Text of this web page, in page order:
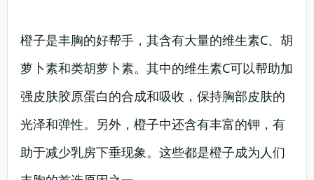
橙子是丰胸的好帮手，其含有大量的维生素C、胡
萝卜素和类胡萝卜素。其中的维生素C可以帮助加
强皮肤胶原蛋白的合成和吸收，保持胸部皮肤的
光泽和弹性。另外，橙子中还含有丰富的钾，有
助于减少乳房下垂现象。这些都是橙子成为人们